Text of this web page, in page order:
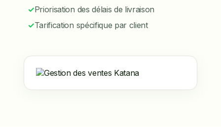
✓Priorisation des délais de livraison
✓Tarification spécifique par client